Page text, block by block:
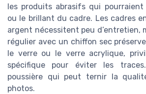
les produits abrasifs qui
ou le brillant du cadre. Les cadres
argent nécessitent peu d’entretien,
régulier avec un chiffon sec
le verre ou le verre acrylique,
spécifique pour éviter les
poussière qui peut ternir la
photos.